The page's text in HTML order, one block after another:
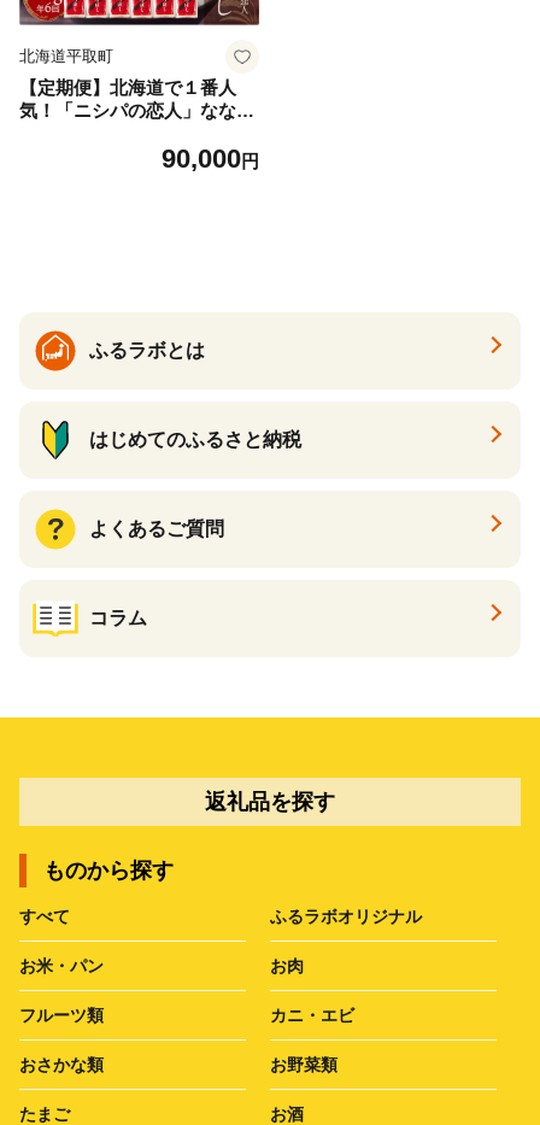
北海道平取町
【定期便】北海道で１番人
気！「ニシパの恋人」ななつ
税 人気 おすすめ ランキング
90,000円
ふるラボとは
はじめてのふるさと納税
よくあるご質問
コラム
返礼品を探す
ものから探す
すべて ふるラボオリジナル
お米・パン お肉
フルーツ類 カニ・エビ
おさかな類 お野菜類
たまご お酒